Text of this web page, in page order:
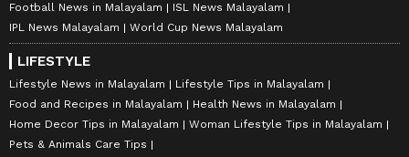
Football News in Malayalam
ISL News Malayalam
IPL News Malayalam
World Cup News Malayalam
LIFESTYLE
Lifestyle News in Malayalam
Lifestyle Tips in Malayalam
Food and Recipes in Malayalam
Health News in Malayalam
Home Decor Tips in Malayalam
Woman Lifestyle Tips in Malayalam
Pets & Animals Care Tips